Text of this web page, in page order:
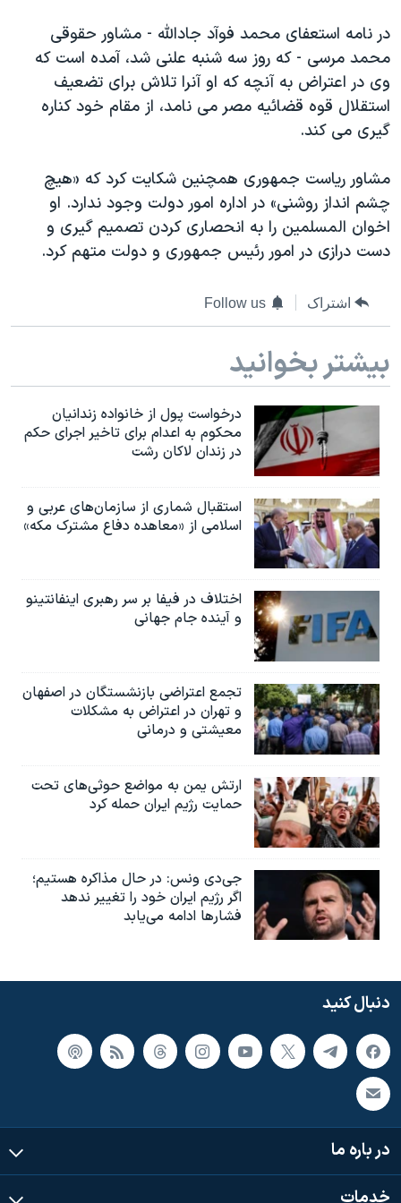
حقوق شهروندی
اقتصادی
علم و فناوری
گالری عکس
آرشیو پخش زنده
انتخابات ریاست جمهوری آمریکا ۲۰۲۴
حمله جمهوری اسلامی به اسرائیل
رمز مهسا
اعتراضات زن، زندگی، آزادی
مجموعه مستندهای دادخواهی
تریبونال مردمی آبان ۹۸
چهل سال گروگان‌گیری
اعتراضات مردمی آبان ۹۸
اسرائیل در جنگ
نرگس محمدی برنده جایزه نوبل صلح
همایش محافظه‌کاران آمریکا «سی‌پک»
صفحه‌های ویژه
سفر پرزیدنت ترامپ به چین
زبانهای مختلف
در نامه استعفای محمد فوآد جادالله - مشاور حقوقی
محمد مرسی - که روز سه شنبه علنی شد، آمده است که
وی در اعتراض به آنچه که او آنرا تلاش برای تضعیف
استقلال قوه قضائیه مصر می نامد، از مقام خود کناره
گيری می کند.
مشاور ریاست جمهوری همچنين شکایت کرد که «هیچ
چشم انداز روشنی» در اداره امور دولت وجود ندارد. او
اخوان المسلمین را به انحصاری کردن تصمیم گیری و
دست درازی در امور رئیس جمهوری و دولت متهم کرد.
اشتراک Follow us
بیشتر بخوانید
درخواست پول از خانواده زندانیان
محکوم به‌ اعدام برای تاخیر اجرای حکم
در زندان لاکان رشت
استقبال شماری از سازمان‌های عربی و
اسلامی از «معاهده دفاع مشترک مکه»
اختلاف در فیفا بر سر رهبری اینفانتینو
و آینده جام جهانی
تجمع اعتراضی بازنشستگان در اصفهان
و تهران در اعتراض به مشکلات
معیشتی و درمانی
ارتش یمن به مواضع حوثی‌های تحت
حمایت رژیم ایران حمله کرد
جی‌دی ونس: در حال مذاکره هستیم؛
اگر رژیم ایران خود را تغییر ندهد
فشارها ادامه می‌یابد
دنبال کنید
در باره ما
خدمات